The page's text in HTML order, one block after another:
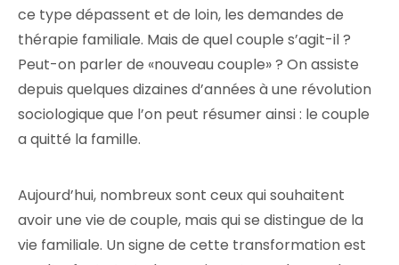
ce type dépassent et de loin, les demandes de
thérapie familiale. Mais de quel couple s’agit-il ?
Peut-on parler de «nouveau couple» ? On assiste
depuis quelques dizaines d’années à une révolution
sociologique que l’on peut résumer ainsi : le couple
a quitté la famille.
Aujourd’hui, nombreux sont ceux qui souhaitent
avoir une vie de couple, mais qui se distingue de la
vie familiale. Un signe de cette transformation est